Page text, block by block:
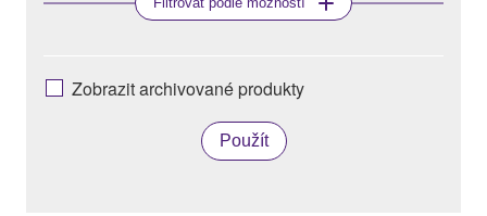
Zobrazit archivované produkty
Použít